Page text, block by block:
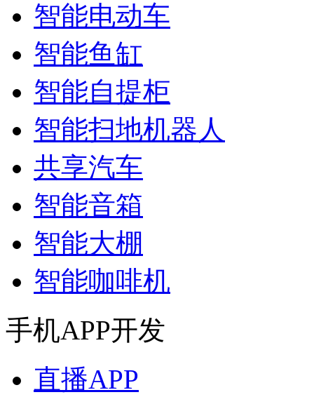
智能电动车
智能鱼缸
智能自提柜
智能扫地机器人
共享汽车
智能音箱
智能大棚
智能咖啡机
手机APP开发
直播APP